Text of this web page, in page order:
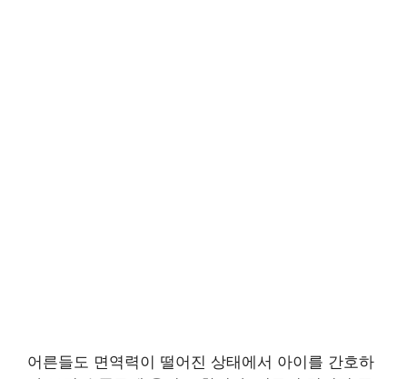
어른들도 면역력이 떨어진 상태에서 아이를 간호하